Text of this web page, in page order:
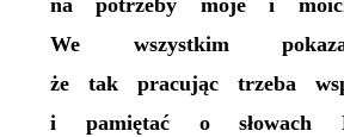
na potrzeby moje i
We wszystkim
że tak pracując trzeba
i pamiętać o słowach